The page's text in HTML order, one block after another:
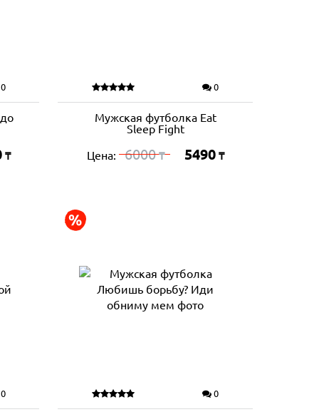
₸
0
Мужская футболка Eat
Sleep Fight
Цена: 6000₸ 5490 ₸
0